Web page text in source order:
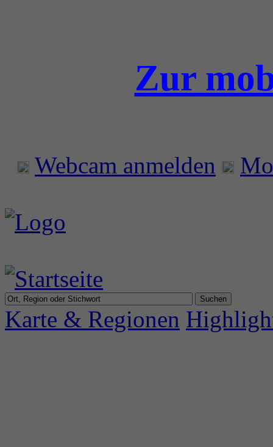
Zur
Webcam anmelden
Karte & Regionen